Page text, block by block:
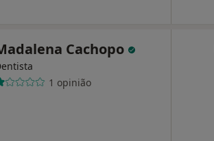
Cachopo
1 opinião